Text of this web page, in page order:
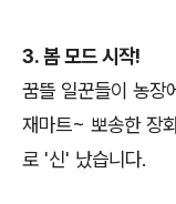
3. 봄 모드 시작!
꿈뜰 일꾼들이 농장
재마트~ 뽀송한 장
로 '신' 났습니다.